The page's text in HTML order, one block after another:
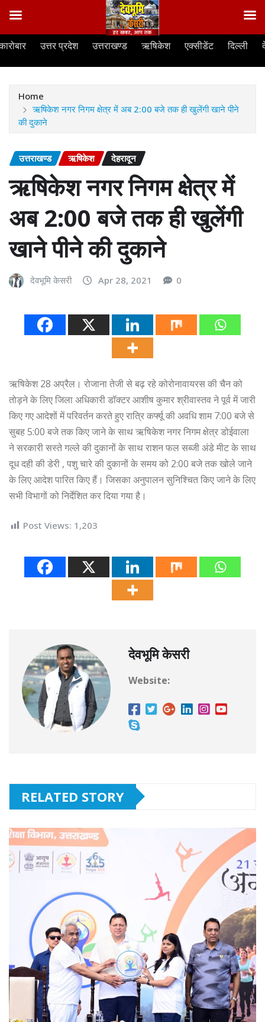
Skip
उत्तर प्रदेश उत्तराखण्ड ऋषिकेश एक्सीडेंट दिल्ली
Home
ऋषिकेश नगर निगम क्षेत्र में अब 2:00 बजे तक ही खुलेंगी खाने पीने
की दुकाने
उत्तराखण्ड ऋषिकेश देहरादून
ऋषिकेश नगर निगम क्षेत्र में
अब 2:00 बजे तक ही खुलेंगी
खाने पीने की दुकाने
देवभूमि केसरी Apr 28, 2021 0
ऋषिकेश 28 अप्रैल। रोजाना तेजी से बढ़ रहे कोरोनावायरस की चैन को
तोड़ने के लिए जिला अधिकारी डॉक्टर आशीष कुमार श्रीवास्तव ने पूर्व में जारी
किए गए आदेशों में परिवर्तन करते हुए रात्रि कर्फ्यू की अवधि शाम 7:00 बजे से
सुबह 5:00 बजे तक किए जाने के साथ ऋषिकेश नगर निगम क्षेत्र डोईवाला
ने सरकारी सस्ते गल्ले की दुकानों के साथ राशन फल सब्जी अंडे मीट के साथ
दूध दही की डेरी , पशु चारे की दुकानों के समय को 2:00 बजे तक खोले जाने
के लिए आदेश पारित किए हैं। जिसका अनुपालन सुनिश्चित किए जाने के लिए
सभी विभागों को निर्देशित कर दिया गया है।
Post Views: 1,203
देवभूमि केसरी
Website:
RELATED STORY